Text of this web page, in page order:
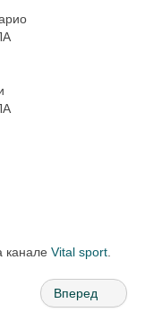
канале Vital sport
Вперед